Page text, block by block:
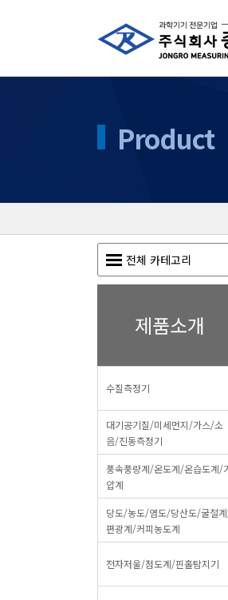
Product
전체 카테고리
제품소개
수질측정기
대기공기질/미세먼지/가스/소
음/진동측정기
풍속풍량계/온도계/온습도계/
압계
당도/농도/염도/당산도/굴절
편광계/커피농도계
전자저울/점도계/핀홀탐지기
휴대형용존산소/pH메타
DO-31P, DM-32P